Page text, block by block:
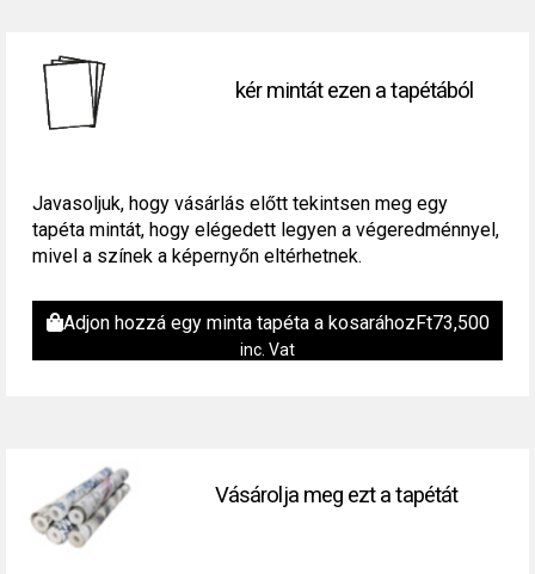
kér mintát ezen a tapétából
Javasoljuk, hogy vásárlás előtt tekintsen meg egy
tapéta mintát, hogy elégedett legyen a végeredménnyel,
mivel a színek a képernyőn eltérhetnek.
Adjon hozzá egy minta tapéta a kosarához Ft73,500
inc. Vat
Vásárolja meg ezt a tapétát